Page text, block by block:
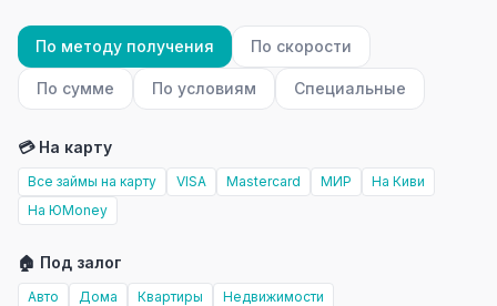
По методу получения По скорости
По сумме По условиям Специальные
💳 На карту
Все займы на карту VISA Mastercard МИР
На Киви
На ЮMoney
🏠 Под залог
Авто Дома Квартиры Недвижимости